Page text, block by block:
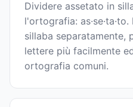
Dividere assetato in
l'ortografia:
sillaba separatamente,
lettere più facilmente
ortografia comuni.